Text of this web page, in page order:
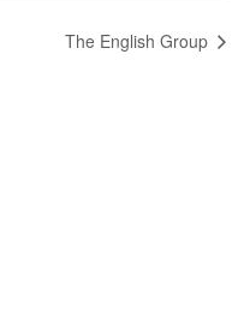
The English Group​